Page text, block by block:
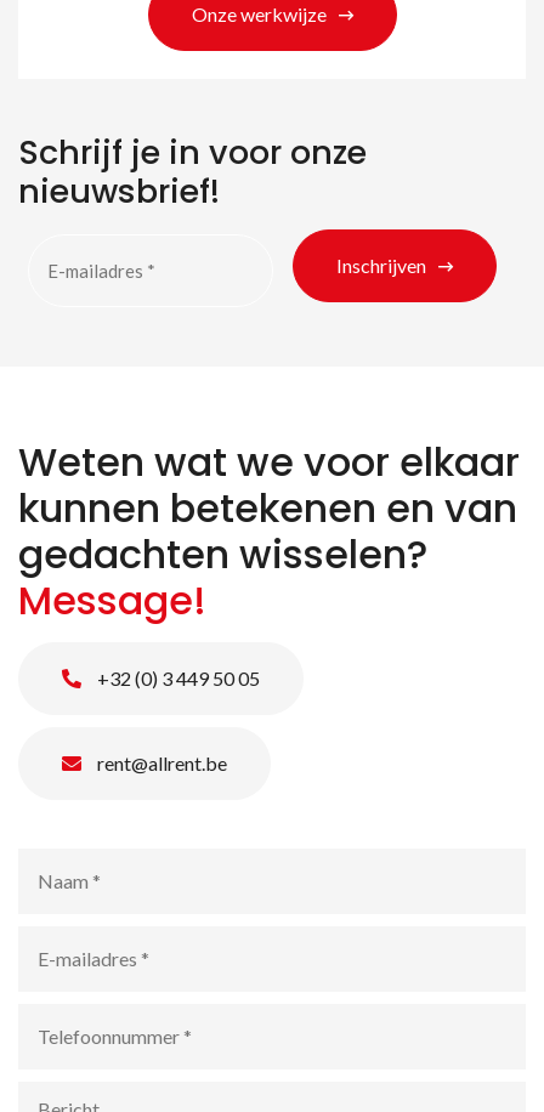
Onze werkwijze
Schrijf je in voor onze
nieuwsbrief!
Inschrijven
Weten wat we voor elkaar
kunnen betekenen en van
gedachten wisselen?
Message!
+32 (0) 3 449 50 05
rent@allrent.be
mailadres *